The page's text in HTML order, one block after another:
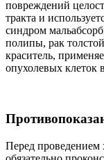
повреждений
тракта и
синдром
полипы, рак
краситель,
опухолевых клеток
Перед проведением